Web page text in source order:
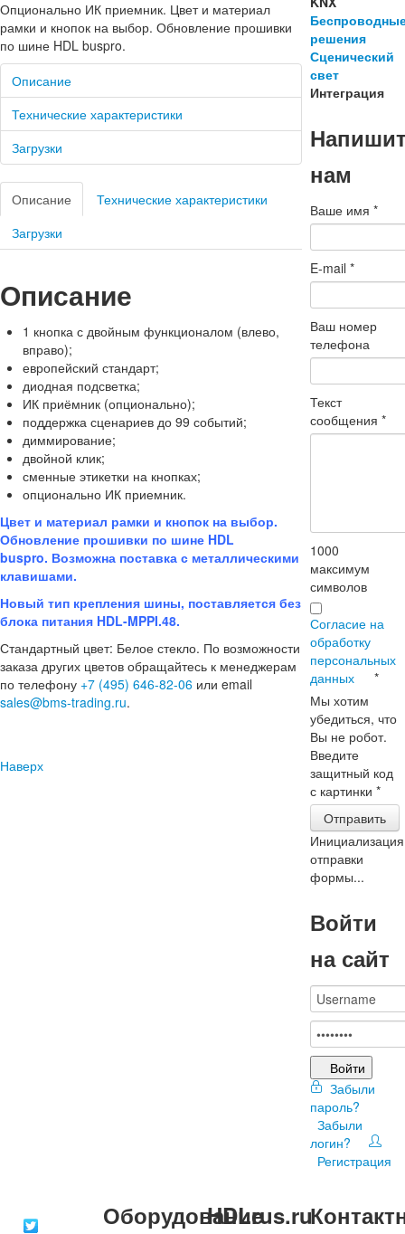
Опционально ИК приемник. Цвет и материал
рамки и кнопок на выбор. Обновление прошивки
по шине HDL buspro.
Описание
Технические характеристики
Загрузки
Описание
Технические характеристики
Загрузки
Описание
1 кнопка с двойным функционалом (влево,
вправо);
европейский стандарт;
диодная подсветка;
ИК приёмник (опционально);
поддержка сценариев до 99 событий;
диммирование;
двойной клик;
сменные этикетки на кнопках;
опционально ИК приемник.
Цвет и материал рамки и кнопок на выбор.
Обновление прошивки по шине HDL
buspro. Возможна поставка с металлическими
клавишами.
Новый тип крепления шины, поставляется без
блока питания HDL-MPPI.48.
Стандартный цвет: Белое стекло. По возможности
заказа других цветов обращайтесь к менеджерам
по телефону +7 (495) 646-82-06 или email
sales@bms-trading.ru.
Наверх
решения
Сценический
свет
Интеграция
нам
Ваше имя*
E-mail*
Ваш номер
телефона
Текст
сообщения*
1000
максимум
символов
Согласие на
обработку
персональных
данных
*
Мы хотим
убедиться, что
Вы не робот.
Введите
защитный код
с картинки*
Отправить
Инициализация
отправки
формы...
Войти
на сайт
Войти
Забыли
пароль?
Забыли
логин?
Регистрация
Оборудование
HDLrus.ru